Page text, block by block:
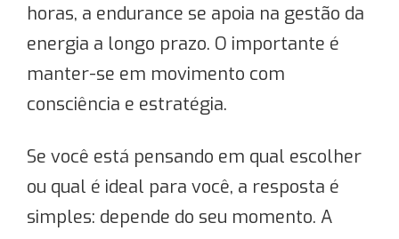
horas, a endurance se apoia na gestão da
energia a longo prazo. O importante é
manter-se em movimento com
consciência e estratégia.
Se você está pensando em qual escolher
ou qual é ideal para você, a resposta é
simples: depende do seu momento. A